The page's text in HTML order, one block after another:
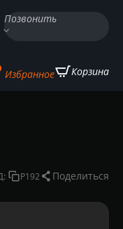
Позвонить
Избранное Корзина
P192 Поделиться